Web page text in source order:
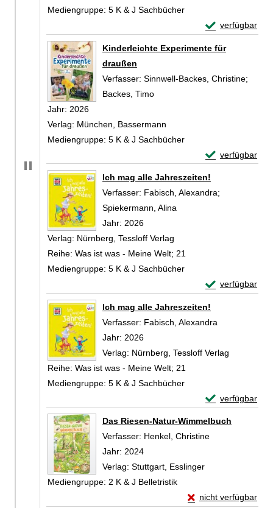
Mediengruppe: 5 K & J Sachbücher
verfügbar
Exemplar-
Kinderleichte Experimente für
draußen
Verfasser: Sinnwell-Backes, Christine;
Backes, Timo
Jahr: 2026
Verlag: München, Bassermann
Mediengruppe: 5 K & J Sachbücher
verfügbar
Exemplar-
Ich mag alle Jahreszeiten!
Verfasser: Fabisch, Alexandra;
Spiekermann, Alina
Jahr: 2026
Verlag: Nürnberg, Tessloff Verlag
Reihe: Was ist was - Meine Welt; 21
Mediengruppe: 5 K & J Sachbücher
verfügbar
Exemplar-
Ich mag alle Jahreszeiten!
Verfasser: Fabisch, Alexandra
Jahr: 2026
Verlag: Nürnberg, Tessloff Verlag
Reihe: Was ist was - Meine Welt; 21
Mediengruppe: 5 K & J Sachbücher
verfügbar
Exemplar-
Das Riesen-Natur-Wimmelbuch
Verfasser: Henkel, Christine
Jahr: 2024
Verlag: Stuttgart, Esslinger
Mediengruppe: 2 K & J Belletristik
nicht verfügbar
Exemplar-Details